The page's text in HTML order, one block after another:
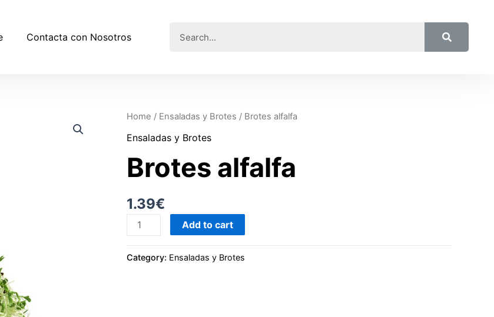
Contacta con Nosotros
Home / Ensaladas y Brotes / Brotes alfalfa
Ensaladas y Brotes
Brotes alfalfa
1.39€
Add to cart
Category: Ensaladas y Brotes